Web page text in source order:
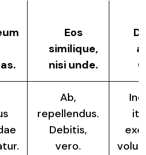
Eos
similique,
nisi unde.
Ab,
repellendus.
Debitis,
vero.